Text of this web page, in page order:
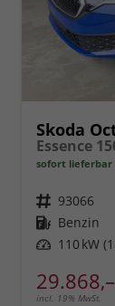
Skoda
Essence
sofort lieferbar
Fahrzeugnr. 93066
Kraftstoff Benzin
Leistung 110 kW
incl. 19% MwSt.